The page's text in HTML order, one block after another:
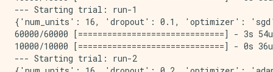
--- Starting trial: run-1
{'num_units': 16, 'dropout': 0.1, 'optimizer':
60000/60000 [==============================] -
10000/10000 [==============================] -
--- Starting trial: run-2